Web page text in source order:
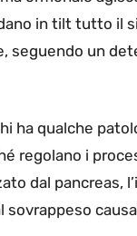
in tilt tutto il
seguendo un
ha qualche
regolano i
dal pancreas,
sovrappeso